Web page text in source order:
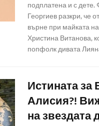
подплатена и с
Георгиев разкри, че
върне при майката
Христина Витанова,
попфолк дивата
Истината
Алисия?!
на звездата